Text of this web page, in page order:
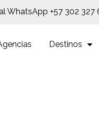
WhatsApp +57 302
Destinos